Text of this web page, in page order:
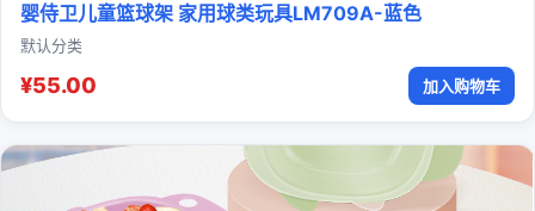
婴侍卫儿童篮球架 家用球类玩具LM709A-蓝色
默认分类
¥55.00 加入购物车